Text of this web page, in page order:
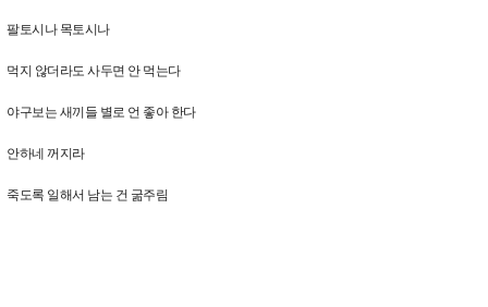
팔토시나 목토시나
먹지 않더라도 사두면 안 먹는다
야구보는 새끼들 별로 언 좋아 한다
안하네 꺼지라
죽도록 일해서 남는 건 굶주림